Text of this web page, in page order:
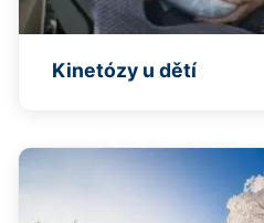
Kinetózy u dětí